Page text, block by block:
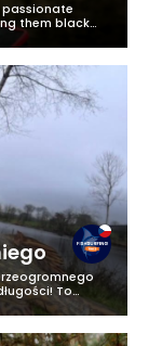
passionate
them black
favourite, as
To
podzielić